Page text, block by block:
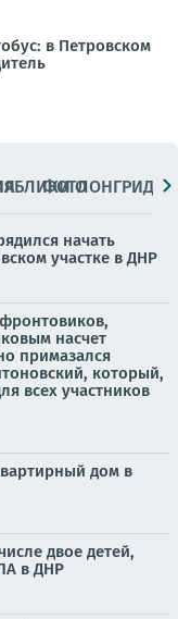
в Петровском
ФОТОЛОНГРИДЫ
начать
участке в ДНР
насчет
примазался
который,
всех участников
дом в
двое детей,
в ДНР